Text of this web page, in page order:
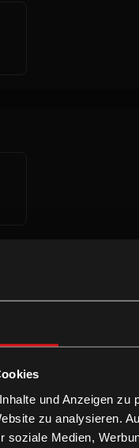
und Anzeigen
zu analysieren.
soziale Medien,